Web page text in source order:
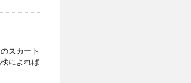
スカート
によれば